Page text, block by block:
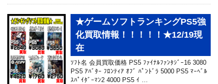
★ゲームソフトランキングPS5強
化買取情報！！！！！★12/19現
在
ｿﾌﾄ名 会員買取価格 PS5 ﾌｧｲﾅﾙﾌｧﾝﾀｼﾞｰ16 3080
PS5 ｱﾊﾞﾀｰ ﾌﾛﾝﾃｨｱ ｵﾌﾞ ﾊﾟﾝﾄﾞﾗ 5000 PS5 ﾏｰﾍﾞﾙ
ｽﾊﾟｲﾀﾞｰﾏﾝ2 4000 PS5 ｲ …